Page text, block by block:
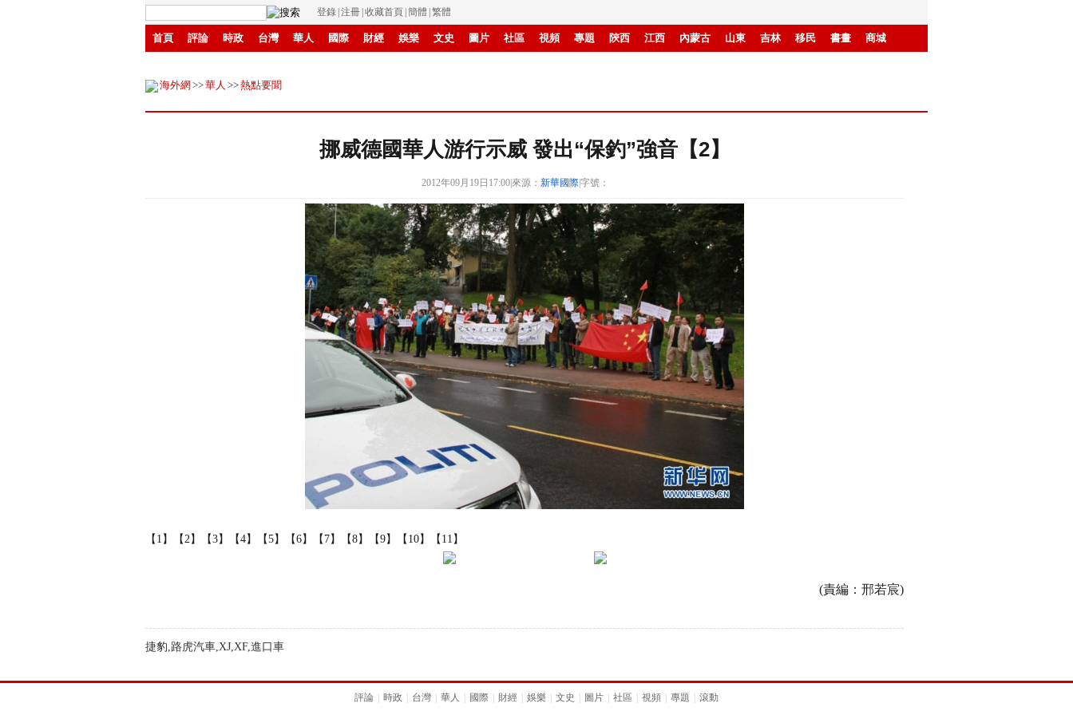
登錄 注冊 收藏首頁 簡體 繁體
首頁 評論 時政 台灣 華人 國際 財經 娛樂 文史 圖片 社區 視頻 專題 陝西 江西 內蒙古 山東 吉林 移民 書畫 商城
海外網 >>華人 >>熱點要聞
挪威德國華人游行示威 發出“保釣”強音【2】
2012年09月19日17:00| 來源： 新華國際|字號：
【1】 【2】 【3】 【4】 【5】 【6】 【7】 【8】 【9】 【10】 【11】
(責編：邢若宸)
捷豹,路虎汽車,XJ,XF,進口車
評論 時政 台灣 華人 國際 財經 娛樂 文史 圖片 社區 視頻 專題 滾動